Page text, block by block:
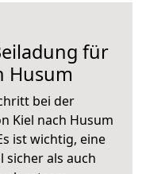
für
Husum
bei der
Kiel nach Husum
ist wichtig, eine
sicher als auch